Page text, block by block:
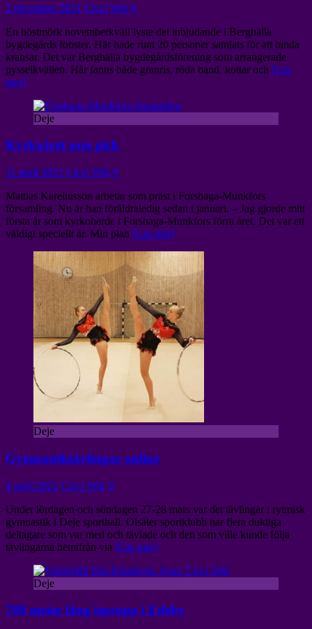
2 december 2021 Cicci Wik 0
En höstmörk novemberkväll lyste det inbjudande i Berghälla
bygdegårds fönster. Här hade runt 20 personer samlats för att binda
kransar. Det var Berghälla bygdegårdsförening som arrangerade
pysselkvällen. Här fanns både granris, röda band, kottar och [Läs
mer]
Deje
Kyrkoåret som gick
11 april 2021 Cicci Wik 0
Mattias Kareliusson arbetar som präst i Forshaga-Munkfors
församling. Nu är han föräldraledig sedan i januari. – Jag gjorde mitt
första år som kyrkoherde i Forshaga-Munkfors förra året. Det var ett
väldigt speciellt år. Min plan [Läs mer]
Deje
Gymnastiktävlingar online
4 april 2021 Cicci Wik 0
Under lördagen och söndagen 27-28 mars var det tävlingar i rytmisk
gymnastik i Deje sporthall. Olsäter sportklubb har flera duktiga
deltagare som var med och tävlade och den som ville kunde följa
tävlingarna hemifrån via [Läs mer]
Deje
700 meter lång ispropp i Edeby